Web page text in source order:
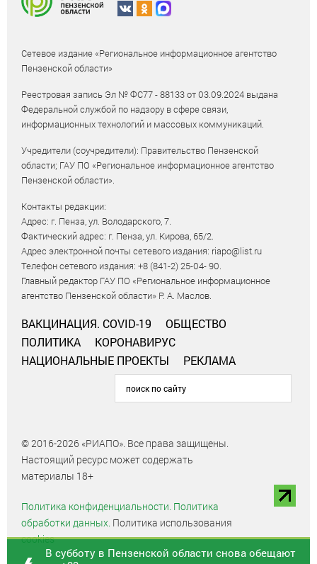
Сетевое издание «Региональное информационное агентство
Пензенской области»
Реестровая запись Эл № ФС77 - 88133 от 03.09.2024 выдана
Федеральной службой по надзору в сфере связи,
информационных технологий и массовых коммуникаций.
Учредители (соучредители): Правительство Пензенской
области; ГАУ ПО «Региональное информационное агентство
Пензенской области».
Контакты редакции:
Адрес: г. Пенза, ул. Володарского, 7.
Фактический адрес: г. Пенза, ул. Кирова, 65/2.
Адрес электронной почты сетевого издания: riapo@list.ru
Телефон сетевого издания: +8 (841-2) 25-04- 90.
Главный редактор ГАУ ПО «Региональное информационное
агентство Пензенской области» Р. А. Маслов.
ВАКЦИНАЦИЯ. COVID-19
ОБЩЕСТВО
ПОЛИТИКА
КОРОНАВИРУС
НАЦИОНАЛЬНЫЕ ПРОЕКТЫ
РЕКЛАМА
© 2016-2026 «РИАПО». Все права защищены.
Настоящий ресурс может содержать
материалы 18+
Политика конфиденциальности. Политика
обработки данных. Политика использования
cookies
В субботу в Пензенской области снова обещают